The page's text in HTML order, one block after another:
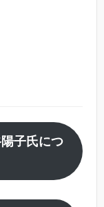
子氏につ